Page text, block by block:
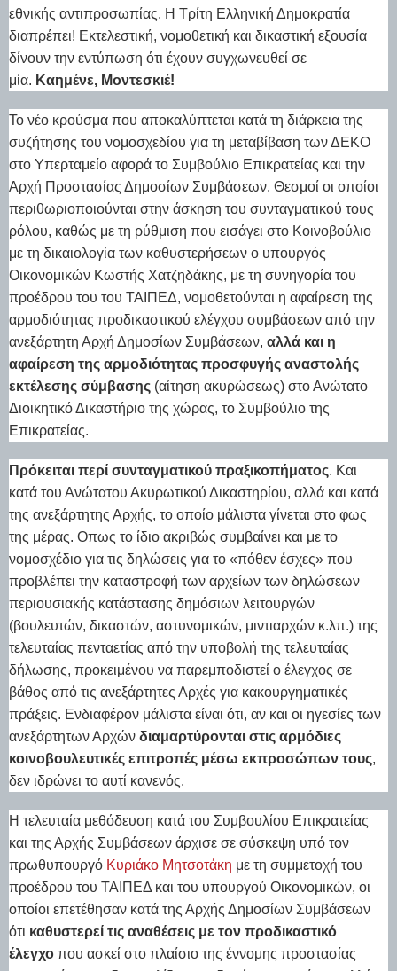
εθνικής αντιπροσωπίας. Η Τρίτη Ελληνική Δημοκρατία
διαπρέπει! Εκτελεστική, νομοθετική και δικαστική εξουσία
δίνουν την εντύπωση ότι έχουν συγχωνευθεί σε
μία. Καημένε, Μοντεσκιέ!
Το νέο κρούσμα που αποκαλύπτεται κατά τη διάρκεια της
συζήτησης του νομοσχεδίου για τη μεταβίβαση των ΔΕΚΟ
στο Υπερταμείο αφορά το Συμβούλιο Επικρατείας και την
Αρχή Προστασίας Δημοσίων Συμβάσεων. Θεσμοί οι οποίοι
περιθωριοποιούνται στην άσκηση του συνταγματικού τους
ρόλου, καθώς με τη ρύθμιση που εισάγει στο Κοινοβούλιο
με τη δικαιολογία των καθυστερήσεων ο υπουργός
Οικονομικών Κωστής Χατζηδάκης, με τη συνηγορία του
προέδρου του του ΤΑΙΠΕΔ, νομοθετούνται η αφαίρεση της
αρμοδιότητας προδικαστικού ελέγχου συμβάσεων από την
ανεξάρτητη Αρχή Δημοσίων Συμβάσεων, αλλά και η
αφαίρεση της αρμοδιότητας προσφυγής αναστολής
εκτέλεσης σύμβασης (αίτηση ακυρώσεως) στο Ανώτατο
Διοικητικό Δικαστήριο της χώρας, το Συμβούλιο της
Επικρατείας.
Πρόκειται περί συνταγματικού πραξικοπήματος. Και
κατά του Ανώτατου Ακυρωτικού Δικαστηρίου, αλλά και κατά
της ανεξάρτητης Αρχής, το οποίο μάλιστα γίνεται στο φως
της μέρας. Οπως το ίδιο ακριβώς συμβαίνει και με το
νομοσχέδιο για τις δηλώσεις για το «πόθεν έσχες» που
προβλέπει την καταστροφή των αρχείων των δηλώσεων
περιουσιακής κατάστασης δημόσιων λειτουργών
(βουλευτών, δικαστών, αστυνομικών, μιντιαρχών κ.λπ.) της
τελευταίας πενταετίας από την υποβολή της τελευταίας
δήλωσης, προκειμένου να παρεμποδιστεί ο έλεγχος σε
βάθος από τις ανεξάρτητες Αρχές για κακουργηματικές
πράξεις. Ενδιαφέρον μάλιστα είναι ότι, αν και οι ηγεσίες των
ανεξάρτητων Αρχών διαμαρτύρονται στις αρμόδιες
κοινοβουλευτικές επιτροπές μέσω εκπροσώπων τους,
δεν ιδρώνει το αυτί κανενός.
Η τελευταία μεθόδευση κατά του Συμβουλίου Επικρατείας
και της Αρχής Συμβάσεων άρχισε σε σύσκεψη υπό τον
πρωθυπουργό Κυριάκο Μητσοτάκη με τη συμμετοχή του
προέδρου του ΤΑΙΠΕΔ και του υπουργού Οικονομικών, οι
οποίοι επετέθησαν κατά της Αρχής Δημοσίων Συμβάσεων
ότι καθυστερεί τις αναθέσεις με τον προδικαστικό
έλεγχο που ασκεί στο πλαίσιο της έννομης προστασίας